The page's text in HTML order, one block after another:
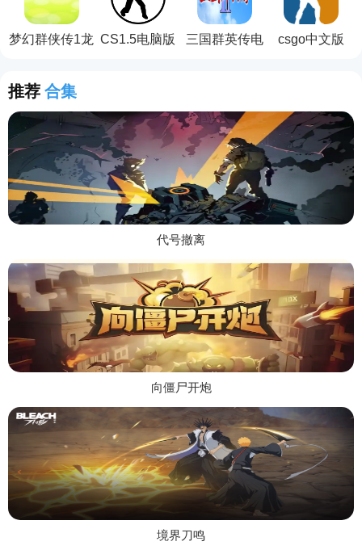
梦幻群侠传1龙 CS1.5电脑版
三国群英传电
csgo中文版
推荐 合集
代号撤离
向僵尸开炮
境界刀鸣